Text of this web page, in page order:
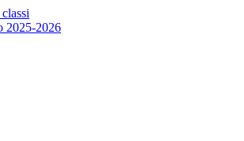
2025-2026